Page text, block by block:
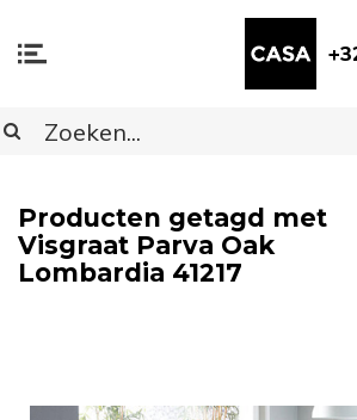
Producten getagd met
Visgraat Parva Oak
Lombardia 41217